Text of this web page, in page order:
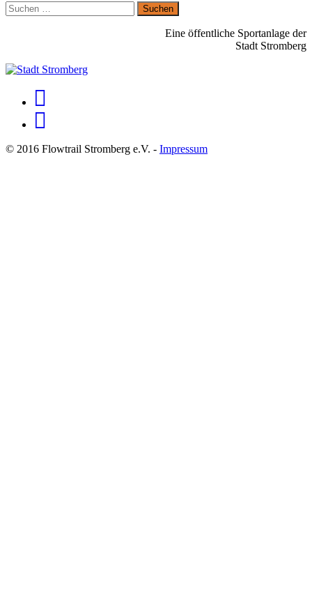
Suchen
nach:
Eine öffentliche Sportanlage der
Stadt Stromberg
© 2016 Flowtrail Stromberg e.V. - Impressum